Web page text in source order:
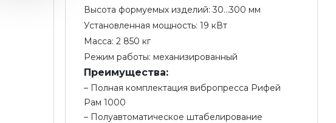
Высота формуемых изделий: 30...300 мм
Установленная мощность: 19 кВт
Масса: 2 850 кг
Режим работы: механизированный
Преимущества:
Полная комплектация вибропресса Рифей
Рам 1000
Полуавтоматическое штабелирование